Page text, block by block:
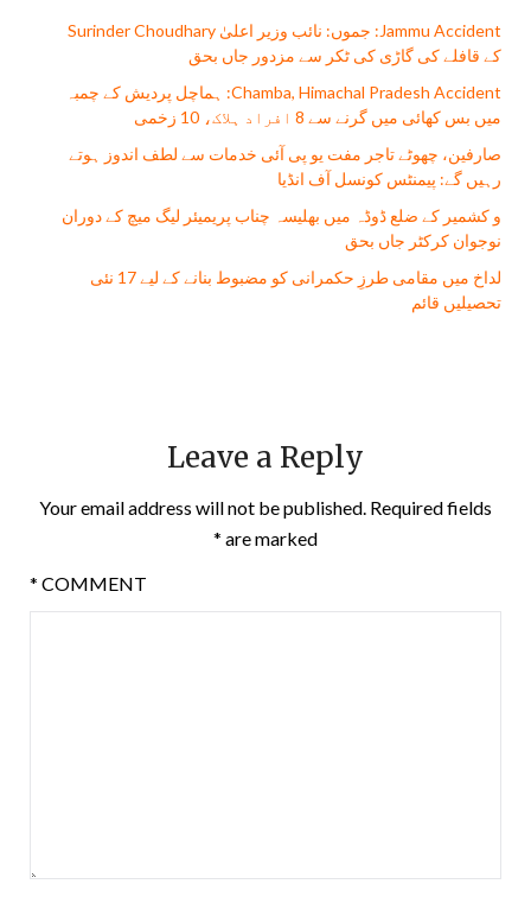
Jammu Accident: جموں: نائب وزیر اعلیٰ Surinder Choudhary
کے قافلے کی گاڑی کی ٹکر سے مزدور جاں بحق
Chamba, Himachal Pradesh Accident: ہماچل پردیش کے چمبہ
میں بس کھائی میں گرنے سے 8 افراد ہلاک، 10 زخمی
صارفین، چھوٹے تاجر مفت يو پی آئی خدمات سے لطف اندوز ہوتے
رہیں گے: پیمنٹس کونسل آف انڈیا
و کشمیر کے ضلع ڈوڈہ میں بھلیسہ چناب پریمیئر لیگ میچ کے دوران
نوجوان کرکٹر جاں بحق
لداخ میں مقامی طرزِ حکمرانی کو مضبوط بنانے کے لیے 17 نئی
تحصیلیں قائم
Leave a Reply
Your email address will not be published. Required fields
are marked
*
COMMENT
*